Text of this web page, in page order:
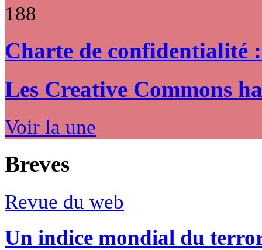
188
Charte de confidentialité
Les Creative Commons
Voir la une
Breves
Revue du web
Un indice mondial du